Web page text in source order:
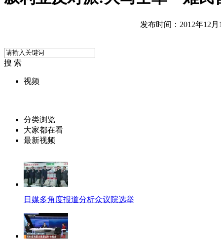
发布时间：2012年12月
搜 索
视频
分类浏览
大家都在看
最新视频
日媒多角度报道分析众议院选举